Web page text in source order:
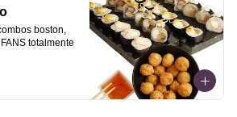
boston,
totalmente